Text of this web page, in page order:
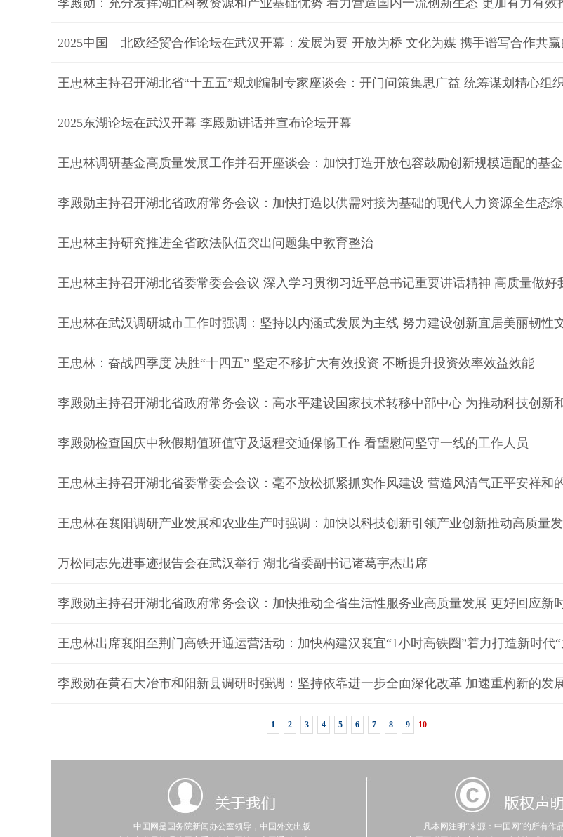
2025东湖论坛在武汉开幕 李殿勋讲话并宣布论坛开幕
王忠林主持研究推进全省政法队伍突出问题集中教育整治
王忠林：奋战四季度 决胜“十四五” 坚定不移扩大有效投资 不断提升投资效率效益效能
李殿勋检查国庆中秋假期值班值守及返程交通保畅工作 看望慰问坚守一线的工作人员
万松同志先进事迹报告会在武汉举行 湖北省委副书记诸葛宇杰出席
1 2 3 4 5 6 7 8 9 10